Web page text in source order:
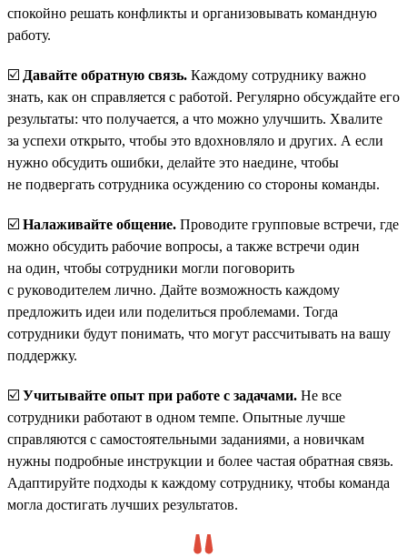
спокойно решать конфликты и организовывать командную
работу.
☑️ Давайте обратную связь. Каждому сотруднику важно
знать, как он справляется с работой. Регулярно обсуждайте его
результаты: что получается, а что можно улучшить. Хвалите
за успехи открыто, чтобы это вдохновляло и других. А если
нужно обсудить ошибки, делайте это наедине, чтобы
не подвергать сотрудника осуждению со стороны команды.
☑️ Налаживайте общение. Проводите групповые встречи, где
можно обсудить рабочие вопросы, а также встречи один
на один, чтобы сотрудники могли поговорить
с руководителем лично. Дайте возможность каждому
предложить идеи или поделиться проблемами. Тогда
сотрудники будут понимать, что могут рассчитывать на вашу
поддержку.
☑️ Учитывайте опыт при работе с задачами. Не все
сотрудники работают в одном темпе. Опытные лучше
справляются с самостоятельными заданиями, а новичкам
нужны подробные инструкции и более частая обратная связь.
Адаптируйте подходы к каждому сотруднику, чтобы команда
могла достигать лучших результатов.